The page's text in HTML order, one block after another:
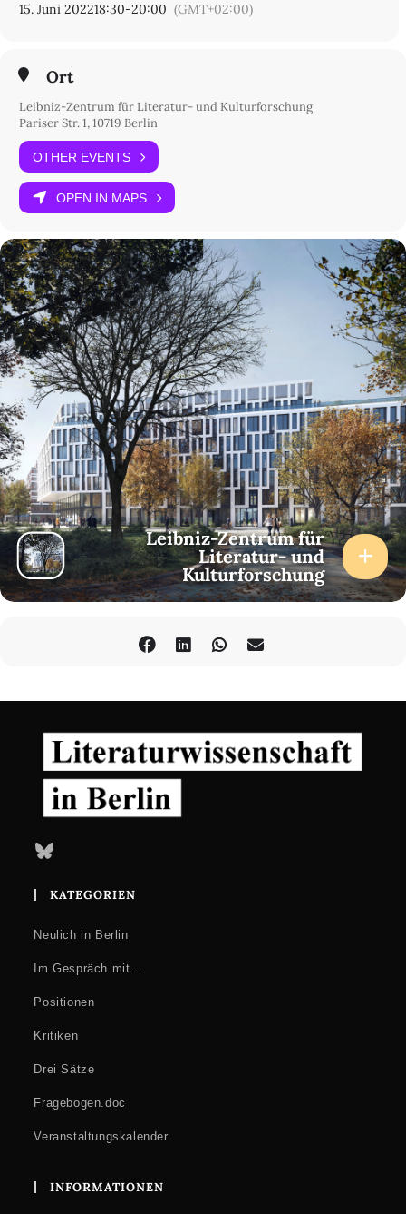
15. Juni 202218:30-20:00 (GMT+02:00)
Ort
Leibniz-Zentrum für Literatur- und Kulturforschung
Pariser Str. 1, 10719 Berlin
OTHER EVENTS
OPEN IN MAPS
Leibniz-Zentrum für
Literatur- und
Kulturforschung
Bluesky
KATEGORIEN
Neulich in Berlin
Im Gespräch mit …
Positionen
Kritiken
Drei Sätze
Fragebogen.doc
Veranstaltungskalender
INFORMATIONEN